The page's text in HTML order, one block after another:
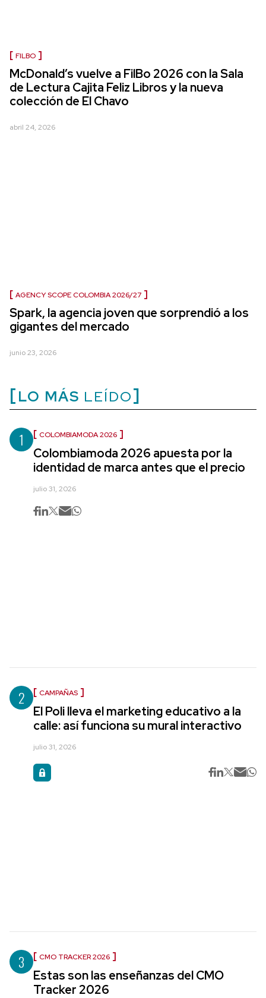
FILBO
McDonald’s vuelve a FilBo 2026 con la Sala
de Lectura Cajita Feliz Libros y la nueva
colección de El Chavo
abril 24, 2026
AGENCY SCOPE COLOMBIA 2026/27
Spark, la agencia joven que sorprendió a los
gigantes del mercado
junio 23, 2026
LO MÁS LEÍDO
1 COLOMBIAMODA 2026
Colombiamoda 2026 apuesta por la
identidad de marca antes que el precio
julio 31, 2026
2 CAMPAÑAS
El Poli lleva el marketing educativo a la
calle: así funciona su mural interactivo
julio 31, 2026
3 CMO TRACKER 2026
Estas son las enseñanzas del CMO
Tracker 2026